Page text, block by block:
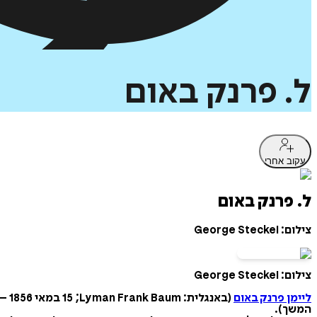
ל. פרנק באום
עקוב אחרי
ל. פרנק באום
צילום: George Steckel
צילום: George Steckel
ליימן פרנק באום
המשך).